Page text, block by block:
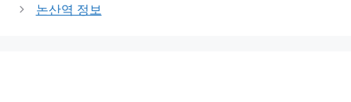
논산역 정보